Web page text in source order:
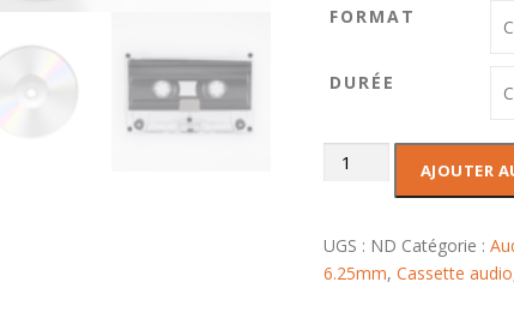
,
0
€
FORMAT
DURÉE
quantité
audio
AJOUTER
UGS : ND Catégorie :
6.25mm,Cassette audio